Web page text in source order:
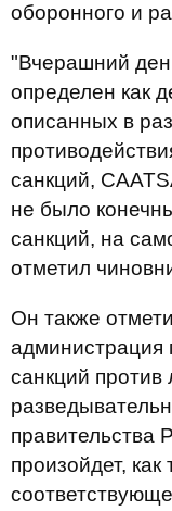
оборонного и
"Вчерашний
определен как
описанных в
санкций,
не было
санкций, на
отметил
Он также
администрация
санкций против
правительства
произойдет,